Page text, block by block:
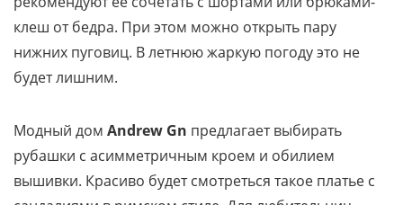
клеш от бедра. При этом можно открыть пару
нижних пуговиц. В летнюю жаркую погоду это не
будет лишним.
Модный дом Andrew Gn предлагает выбирать
рубашки с асимметричным кроем и обилием
вышивки. Красиво будет смотреться такое платье с